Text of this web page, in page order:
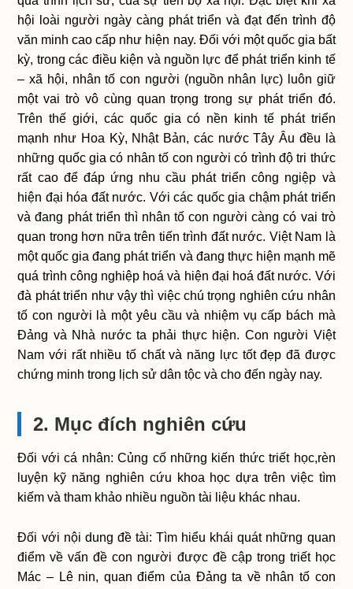
hội loài người ngày càng phát triển và đạt đến trình độ
văn minh cao cấp như hiện nay. Đối với một quốc gia bất
kỳ, trong các điều kiện và nguồn lực để phát triển kinh tế
– xã hội, nhân tố con người (nguồn nhân lực) luôn giữ
một vai trò vô cùng quan trọng trong sự phát triển đó.
Trên thế giới, các quốc gia có nền kinh tế phát triển
mạnh như Hoa Kỳ, Nhật Bản, các nước Tây Âu đều là
những quốc gia có nhân tố con người có trình độ tri thức
rất cao để đáp ứng nhu cầu phát triển công ngiệp và
hiện đại hóa đất nước. Với các quốc gia chậm phát triển
và đang phát triển thì nhân tố con người càng có vai trò
quan trong hơn nữa trên tiến trình đất nước. Việt Nam là
một quốc gia đang phát triển và đang thực hiện mạnh mẽ
quá trình công nghiệp hoá và hiện đại hoá đất nước. Với
đà phát triển như vậy thì việc chú trọng nghiên cứu nhân
tố con người là một yêu cầu và nhiệm vụ cấp bách mà
Đảng và Nhà nước ta phải thực hiện. Con người Việt
Nam với rất nhiều tố chất và năng lực tốt đẹp đã được
chứng minh trong lịch sử dân tộc và cho đến ngày nay.
2. Mục đích nghiên cứu
Đối với cá nhân: Củng cố những kiến thức triết học,rèn
luyện kỹ năng nghiên cứu khoa học dựa trên việc tìm
kiếm và tham khảo nhiều nguồn tài liệu khác nhau.
Đối với nội dung đề tài: Tìm hiểu khái quát những quan
điểm về vấn đề con người được đề cập trong triết học
Mác – Lê nin, quan điểm của Đảng ta về nhân tố con